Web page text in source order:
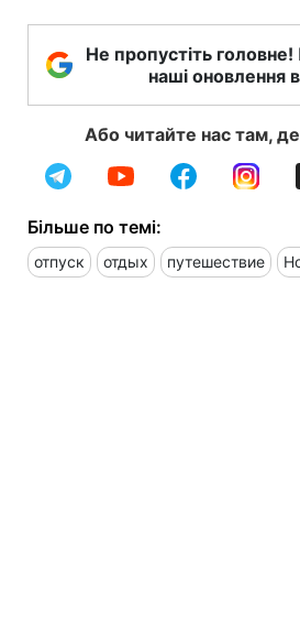
Не пропустіть головне!
наші оновлення
Або читайте нас там,
Більше по темі:
отпуск отдых путешествие